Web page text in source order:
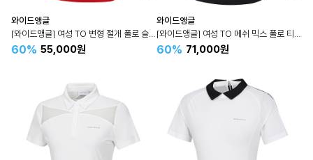
와이드앵글
60% 55,000원
와이드앵글
60% 71,000원